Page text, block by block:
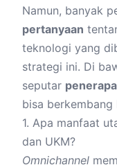
Namun, banyak
pertanyaan
teknologi yang
strategi ini. Di
seputar
bisa berkembang
1. Apa manfaat
dan UKM?
Omnichannel